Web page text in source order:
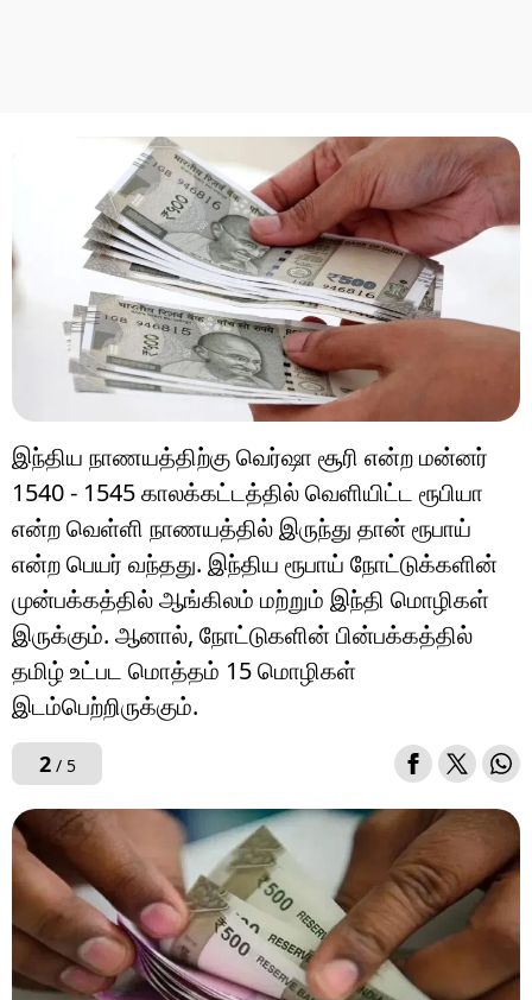
இந்திய நாணயத்திற்கு வெர்ஷா சூரி என்ற மன்னர்
1540 - 1545 காலக்கட்டத்தில் வெளியிட்ட ரூபியா
என்ற வெள்ளி நாணயத்தில் இருந்து தான் ரூபாய்
என்ற பெயர் வந்தது. இந்திய ரூபாய் நோட்டுக்களின்
முன்பக்கத்தில் ஆங்கிலம் மற்றும் இந்தி மொழிகள்
இருக்கும். ஆனால், நோட்டுகளின் பின்பக்கத்தில்
தமிழ் உட்பட மொத்தம் 15 மொழிகள்
இடம்பெற்றிருக்கும்.
2/ 5